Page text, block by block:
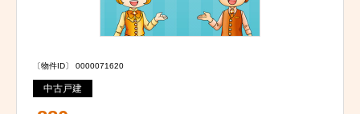
〔物件ID〕 0000071620
中古戸建